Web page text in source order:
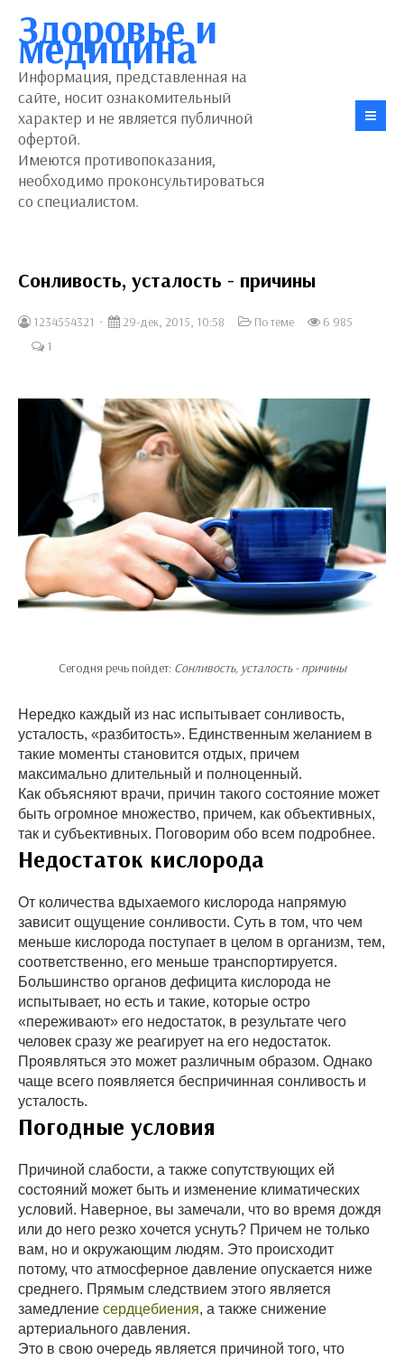
Здоровье и
медицина
Информация, представленная на
сайте, носит ознакомительный
характер и не является публичной
офертой.
Имеются противопоказания,
необходимо проконсультироваться
со специалистом.
Сонливость, усталость - причины
1234554321 29-дек, 2015, 10:58 По теме
6 985
1
Сегодня речь пойдет: Сонливость, усталость - причины
Нередко каждый из нас испытывает сонливость,
усталость, «разбитость». Единственным желанием в
такие моменты становится отдых, причем
максимально длительный и полноценный.
Как объясняют врачи, причин такого состояние может
быть огромное множество, причем, как объективных,
так и субъективных. Поговорим обо всем подробнее.
Недостаток кислорода
От количества вдыхаемого кислорода напрямую
зависит ощущение сонливости. Суть в том, что чем
меньше кислорода поступает в целом в организм, тем,
соответственно, его меньше транспортируется.
Большинство органов дефицита кислорода не
испытывает, но есть и такие, которые остро
«переживают» его недостаток, в результате чего
человек сразу же реагирует на его недостаток.
Проявляться это может различным образом. Однако
чаще всего появляется беспричинная сонливость и
усталость.
Погодные условия
Причиной слабости, а также сопутствующих ей
состояний может быть и изменение климатических
условий. Наверное, вы замечали, что во время дождя
или до него резко хочется уснуть? Причем не только
вам, но и окружающим людям. Это происходит
потому, что атмосферное давление опускается ниже
среднего. Прямым следствием этого является
замедление сердцебиения, а также снижение
артериального давления.
Это в свою очередь является причиной того, что